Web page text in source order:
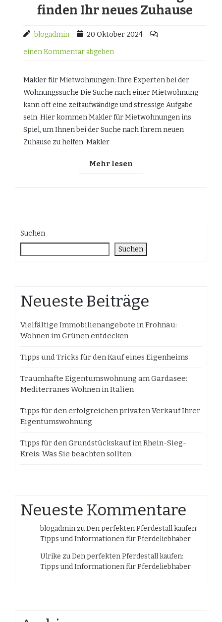
finden Ihr neues Zuhause
blogadmin 20 Oktober 2024
einen Kommentar abgeben
Makler für Mietwohnungen: Ihre Experten bei der
Wohnungssuche Die Suche nach einer Mietwohnung
kann oft eine zeitaufwändige und stressige Aufgabe
sein. Hier kommen Makler für Mietwohnungen ins
Spiel, um Ihnen bei der Suche nach Ihrem neuen
Zuhause zu helfen. Makler
Mehr lesen
Suchen
Suchen
Neueste Beiträge
Vielfältige Immobilienangebote in Frohnau:
Wohnen im Grünen entdecken
Tipps und Tricks für den Kauf eines Eigenheims
Traumhafte Eigentumswohnung am Gardasee:
Mediterranes Wohnen in Italien
Tipps für den erfolgreichen privaten Verkauf Ihrer
Eigentumswohnung
Tipps für den Grundstückskauf im Rhein-Sieg-
Kreis: Was Sie beachten sollten
Neueste Kommentare
blogadmin zuDen perfekten Pferdestall kaufen:
Tipps und Informationen für Pferdeliebhaber
Ulrike zuDen perfekten Pferdestall kaufen:
Tipps und Informationen für Pferdeliebhaber